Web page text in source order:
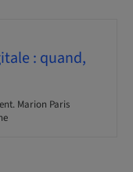
: quand,
Marion Paris